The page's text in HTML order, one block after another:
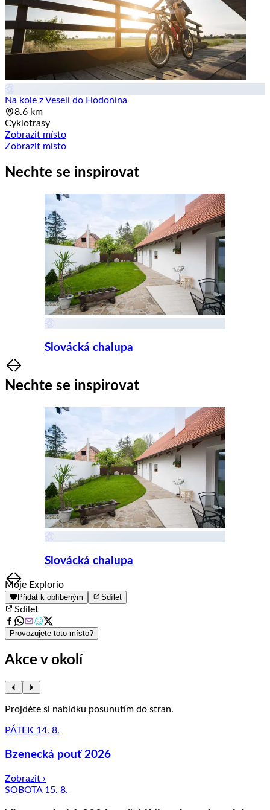
Na kole z Veselí do Hodonína
8.6 km
Cyklotrasy
Zobrazit místo
Zobrazit místo
Nechte se inspirovat
Slovácká chalupa
Item
1
of
Nechte se inspirovat
Slovácká chalupa
Item
1
of
8
Moje Explorio
Přidat k oblíbeným Sdílet
Sdílet
Provozujete toto místo?
Akce v okolí
Projděte si nabídku posunutím do stran.
PÁTEK 14. 8.
Bzenecká pouť 2026
Zobrazit ›
SOBOTA 15. 8.